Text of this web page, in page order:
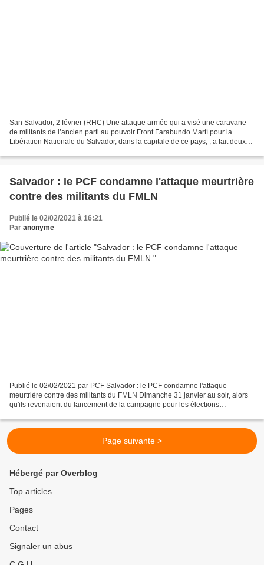
San Salvador, 2 février (RHC) Une attaque armée qui a visé une caravane
de militants de l’ancien parti au pouvoir Front Farabundo Martí pour la
Libération Nationale du Salvador, dans la capitale de ce pays, , a fait deux
Salvador : le PCF condamne l'attaque meurtrière
contre des militants du FMLN
Publié le 02/02/2021 à 16:21
Par anonyme
Publié le 02/02/2021 par PCF Salvador : le PCF condamne l'attaque
meurtrière contre des militants du FMLN Dimanche 31 janvier au soir, alors
qu'ils revenaient du lancement de la campagne pour les élections
Page suivante >
Hébergé par Overblog
Top articles
Pages
Contact
Signaler un abus